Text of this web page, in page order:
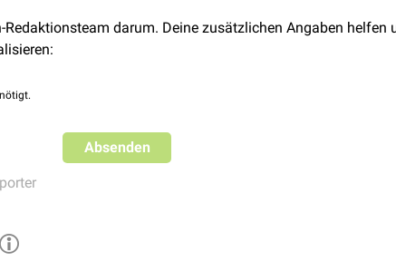
darum. Deine zusätzlichen Angaben helfen
Absenden